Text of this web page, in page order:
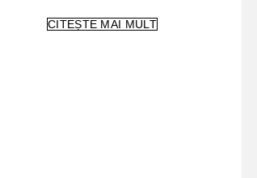
CITEȘTE MAI MULT